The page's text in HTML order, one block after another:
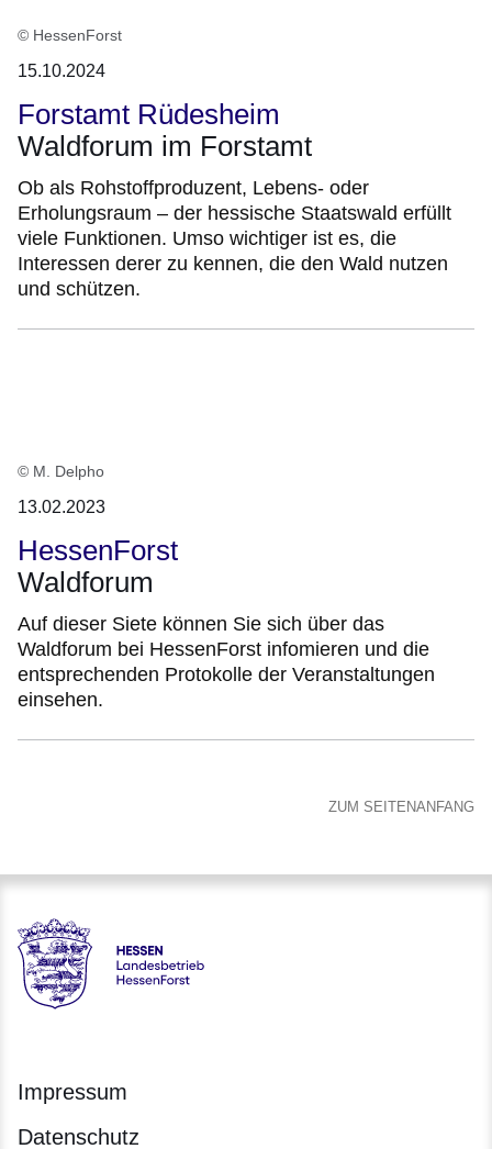
© HessenForst
15.10.2024
Forstamt Rüdesheim
Waldforum im Forstamt
Ob als Rohstoffproduzent, Lebens- oder
Erholungsraum – der hessische Staatswald erfüllt
viele Funktionen. Umso wichtiger ist es, die
Interessen derer zu kennen, die den Wald nutzen
und schützen.
© M. Delpho
13.02.2023
HessenForst
Waldforum
Auf dieser Siete können Sie sich über das
Waldforum bei HessenForst infomieren und die
entsprechenden Protokolle der Veranstaltungen
einsehen.
ZUM SEITENANFANG
Hessen - Landesbetrieb HessenForst
Impressum
Datenschutz